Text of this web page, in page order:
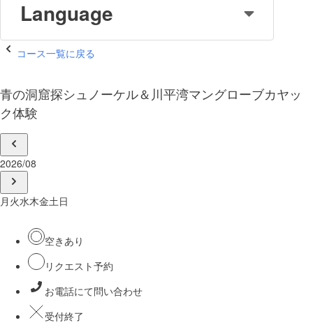
Language
コース一覧に戻る
青の洞窟探シュノーケル＆川平湾マングローブカヤッ
ク体験
2026/08
月 火水木金土日
空きあり
リクエスト予約
お電話にて問い合わせ
受付終了